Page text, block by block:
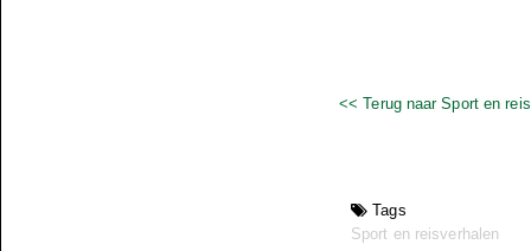
<< Terug naar Sport en
Tags
Sport en reisverhalen